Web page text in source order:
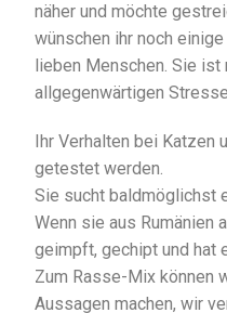
näher und möchte
wünschen ihr noch
lieben Menschen. Sie
allgegenwärtigen
Ihr Verhalten bei Katzen
getestet werden.
Sie sucht baldmöglichst
Wenn sie aus Rumänien
geimpft, gechipt und hat
Zum Rasse-Mix können
Aussagen machen, wir